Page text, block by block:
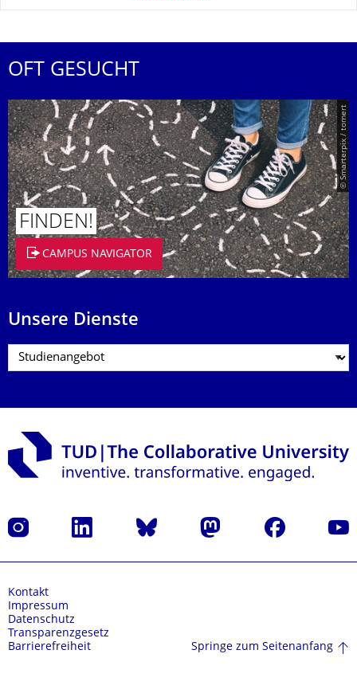
OFT GESUCHT
© Smarterpix / tomert
FINDEN!
CAMPUS NAVIGATOR
Unsere Dienste
Instagram LinkedIn Bluesky Mastodon Facebook
Kontakt
Impressum
Datenschutz
Transparenzgesetz
Barrierefreiheit
Springe zum Seitenanfang